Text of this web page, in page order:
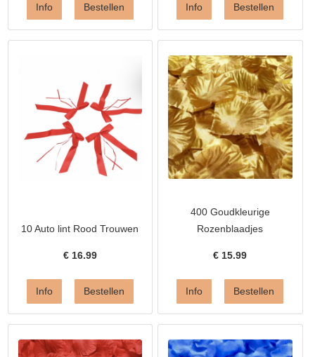
10 Auto lint Rood Trouwen
€ 16.99
400 Goudkleurige
Rozenblaadjes
€ 15.99